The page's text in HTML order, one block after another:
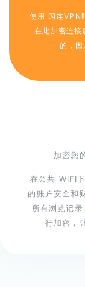
使用 闪连VPN
在此加密连
的，因
加密您
在公共 WIFI
的账户安全和
所有浏览记
行加密，